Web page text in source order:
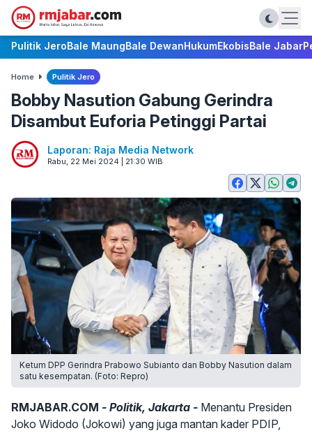
Pulitik JeroBale MaungBale DewanHukumEkobisBale Jabar
Home Pulitik Jero
Bobby Nasution Gabung Gerindra
Disambut Euforia Petinggi Partai
Laporan: Raja Media Network
Rabu, 22 Mei 2024 | 21:30 WIB
Ketum DPP Gerindra Prabowo Subianto dan Bobby Nasution dalam
satu kesempatan. (Foto: Repro)
RMJABAR.COM - Politik, Jakarta - Menantu Presiden
Joko Widodo (Jokowi) yang juga mantan kader PDIP,